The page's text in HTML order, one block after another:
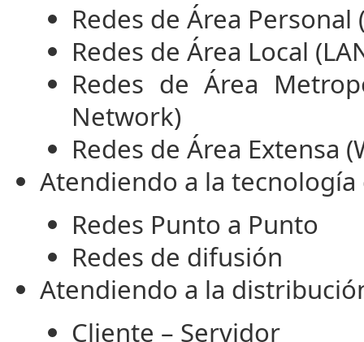
Redes de Área
Redes de Área Local
Redes de Área
Network)
Redes de Área Extensa
Atendiendo a la
Redes Punto a Punto
Redes de difusión
Atendiendo a la
Cliente – Servidor